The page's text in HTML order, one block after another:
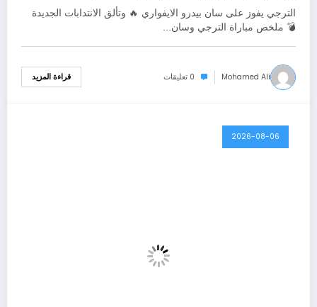
الترجي يفوز على سان بيدرو الايفواري 🔥 وتألق الانتدابات الجديدة
💣 ملخص مباراة الترجي وسان…
Mohamed Ali 0 تعليقات قراءة المزيد
2026-08-06